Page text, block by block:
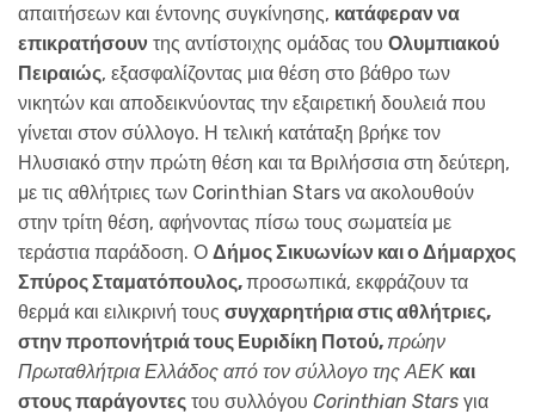
απαιτήσεων και έντονης συγκίνησης, κατάφεραν να
επικρατήσουν της αντίστοιχης ομάδας του Ολυμπιακού
Πειραιώς, εξασφαλίζοντας μια θέση στο βάθρο των
νικητών και αποδεικνύοντας την εξαιρετική δουλειά που
γίνεται στον σύλλογο. Η τελική κατάταξη βρήκε τον
Ηλυσιακό στην πρώτη θέση και τα Βριλήσσια στη δεύτερη,
με τις αθλήτριες των Corinthian Stars να ακολουθούν
στην τρίτη θέση, αφήνοντας πίσω τους σωματεία με
τεράστια παράδοση. Ο Δήμος Σικυωνίων και ο Δήμαρχος
Σπύρος Σταματόπουλος,προσωπικά, εκφράζουν τα
θερμά και ειλικρινή τους συγχαρητήρια στις αθλήτριες,
στην προπονήτριά τους Ευριδίκη Ποτού, πρώην
Πρωταθλήτρια Ελλάδος από τον σύλλογο της ΑΕΚ και
στους παράγοντες του συλλόγου Corinthian Stars για